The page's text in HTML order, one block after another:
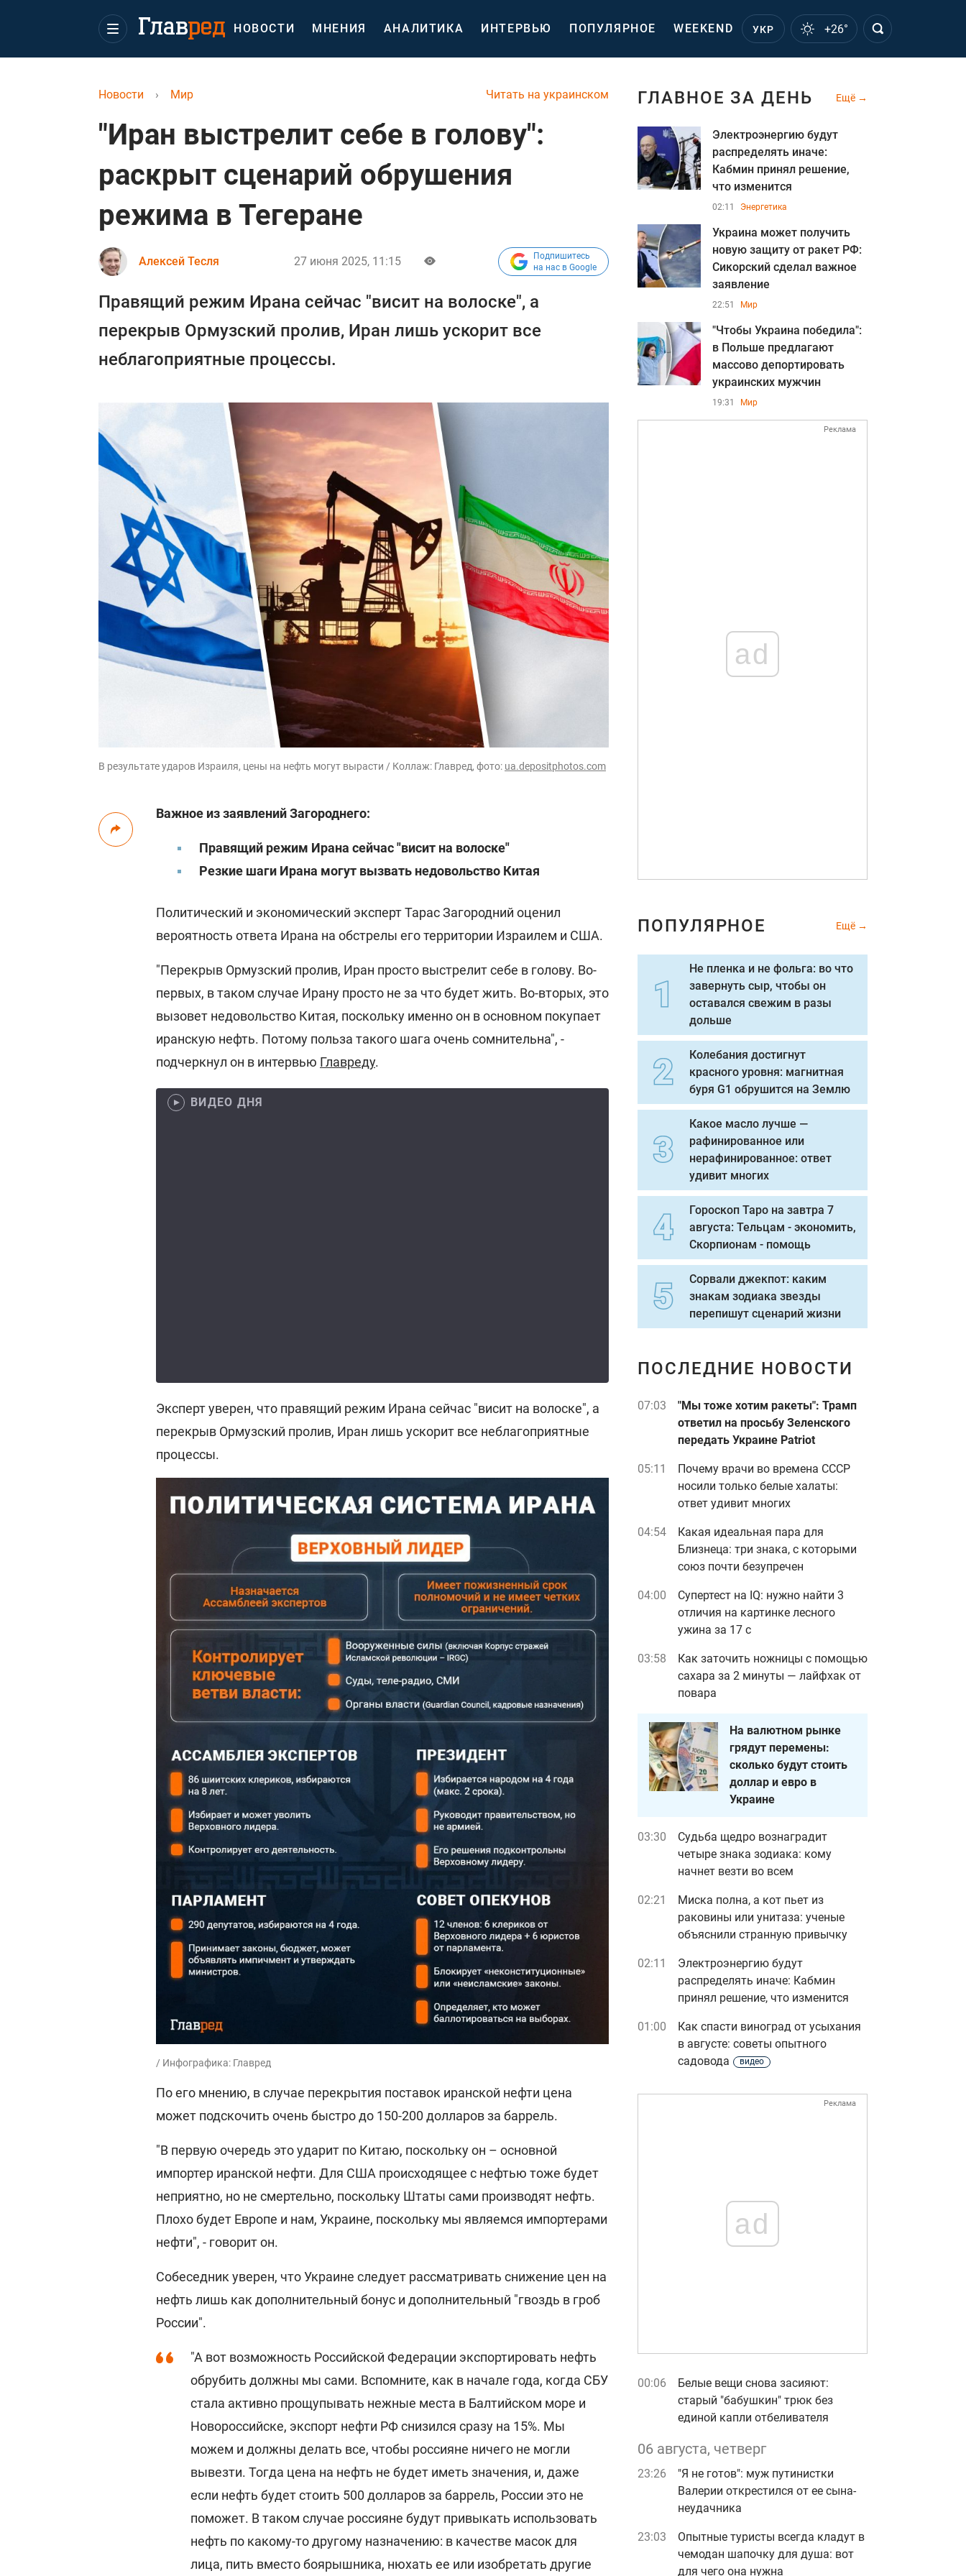
НОВОСТИ МНЕНИЯ АНАЛИТИКА ИНТЕРВЬЮ ПОПУЛЯРНОЕ WEEKEND УКР +26°
Читать на украинском
Новости › Мир
"Иран выстрелит себе в голову":
раскрыт сценарий обрушения
режима в Тегеране
Алексей Тесля 27 июня 2025, 11:15
Подпишитесь
на нас в Google
Правящий режим Ирана сейчас "висит на волоске", а
перекрыв Ормузский пролив, Иран лишь ускорит все
неблагоприятные процессы.
В результате ударов Израиля, цены на нефть могут вырасти / Коллаж: Главред, фото: ua.depositphotos.com
Важное из заявлений Загороднего:
Правящий режим Ирана сейчас "висит на волоске"
Резкие шаги Ирана могут вызвать недовольство Китая
Политический и экономический эксперт Тарас Загородний оценил
вероятность ответа Ирана на обстрелы его территории Израилем и США.
"Перекрыв Ормузский пролив, Иран просто выстрелит себе в голову. Во-
первых, в таком случае Ирану просто не за что будет жить. Во-вторых, это
вызовет недовольство Китая, поскольку именно он в основном покупает
иранскую нефть. Потому польза такого шага очень сомнительна", -
подчеркнул он в интервью Главреду.
ВИДЕО ДНЯ
Эксперт уверен, что правящий режим Ирана сейчас "висит на волоске", а
перекрыв Ормузский пролив, Иран лишь ускорит все неблагоприятные
процессы.
/ Инфографика: Главред
По его мнению, в случае перекрытия поставок иранской нефти цена
может подскочить очень быстро до 150-200 долларов за баррель.
"В первую очередь это ударит по Китаю, поскольку он – основной
импортер иранской нефти. Для США происходящее с нефтью тоже будет
неприятно, но не смертельно, поскольку Штаты сами производят нефть.
Плохо будет Европе и нам, Украине, поскольку мы являемся импортерами
нефти", - говорит он.
Собеседник уверен, что Украине следует рассматривать снижение цен на
нефть лишь как дополнительный бонус и дополнительный "гвоздь в гроб
России".
"А вот возможность Российской Федерации экспортировать нефть
обрубить должны мы сами. Вспомните, как в начале года, когда СБУ
стала активно прощупывать нежные места в Балтийском море и
Новороссийске, экспорт нефти РФ снизился сразу на 15%. Мы
можем и должны делать все, чтобы россияне ничего не могли
вывезти. Тогда цена на нефть не будет иметь значения, и, даже
если нефть будет стоить 500 долларов за баррель, России это не
поможет. В таком случае россияне будут привыкать использовать
нефть по какому-то другому назначению: в качестве масок для
лица, пить вместо боярышника, нюхать ее или изобретать другие
ГЛАВНОЕ ЗА ДЕНЬ Ещё
Электроэнергию будут
распределять иначе:
Кабмин принял решение,
что изменится
02:11 Энергетика
Украина может получить
новую защиту от ракет РФ:
Сикорский сделал важное
заявление
22:51 Мир
"Чтобы Украина победила":
в Польше предлагают
массово депортировать
украинских мужчин
19:31 Мир
Реклама
ad
ПОПУЛЯРНОЕ Ещё
Не пленка и не фольга: во что
завернуть сыр, чтобы он
оставался свежим в разы
дольше
Колебания достигнут
красного уровня: магнитная
буря G1 обрушится на Землю
Какое масло лучше —
рафинированное или
нерафинированное: ответ
удивит многих
Гороскоп Таро на завтра 7
августа: Тельцам - экономить,
Скорпионам - помощь
Сорвали джекпот: каким
знакам зодиака звезды
перепишут сценарий жизни
ПОСЛЕДНИЕ НОВОСТИ
07:03
"Мы тоже хотим ракеты": Трамп
ответил на просьбу Зеленского
передать Украине Patriot
05:11
Почему врачи во времена СССР
носили только белые халаты:
ответ удивит многих
04:54
Какая идеальная пара для
Близнеца: три знака, с которыми
союз почти безупречен
04:00
Супертест на IQ: нужно найти 3
отличия на картинке лесного
ужина за 17 с
03:58
Как заточить ножницы с помощью
сахара за 2 минуты — лайфхак от
повара
На валютном рынке
грядут перемены:
сколько будут стоить
доллар и евро в
Украине
03:30
Судьба щедро вознаградит
четыре знака зодиака: кому
начнет везти во всем
02:21
Миска полна, а кот пьет из
раковины или унитаза: ученые
объяснили странную привычку
02:11
Электроэнергию будут
распределять иначе: Кабмин
принял решение, что изменится
01:00
Как спасти виноград от усыхания
в августе: советы опытного
садовода
видео
Реклама
ad
00:06
Белые вещи снова засияют:
старый "бабушкин" трюк без
единой капли отбеливателя
06 августа, четверг
23:26
"Я не готов": муж путинистки
Валерии открестился от ее сына-
неудачника
23:03
Опытные туристы всегда кладут в
чемодан шапочку для душа: вот
для чего она нужна